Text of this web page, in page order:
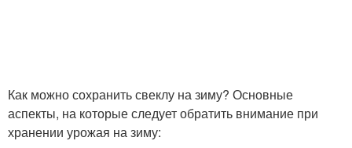
Как можно сохранить свеклу на зиму? Основные
аспекты, на которые следует обратить внимание при
хранении урожая на зиму: